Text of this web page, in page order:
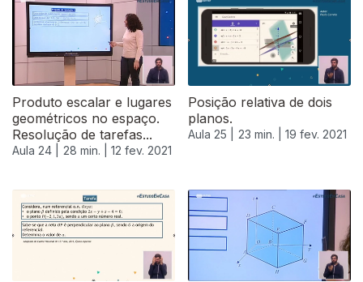
Produto escalar e lugares
geométricos no espaço.
Resolução de tarefas...
Aula 24 | 28 min. | 12 fev. 2021
Posição relativa de dois
planos.
Aula 25 | 23 min. | 19 fev. 2021